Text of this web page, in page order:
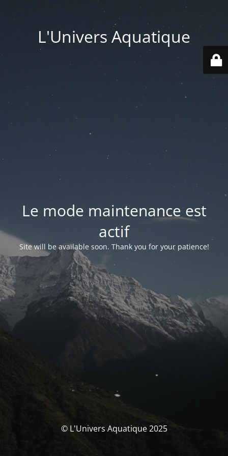
L'Univers Aquatique
Le mode maintenance est
actif
Site will be available soon. Thank you for your patience!
© L'Univers Aquatique 2025